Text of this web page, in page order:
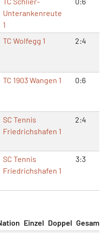
Unterankenreute
1
TC Wolfegg 1 2:4
TC 1903 Wangen 1 0:6
SC Tennis
Friedrichshafen 1
2:4
SC Tennis
Friedrichshafen 1
3:3
Einzel Doppel Gesamt